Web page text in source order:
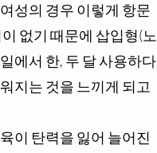
성의 경우 이렇게 항문
없기 때문에 삽입형(노
에서 한, 두 달 사용하다
지는 것을 느끼게 되고